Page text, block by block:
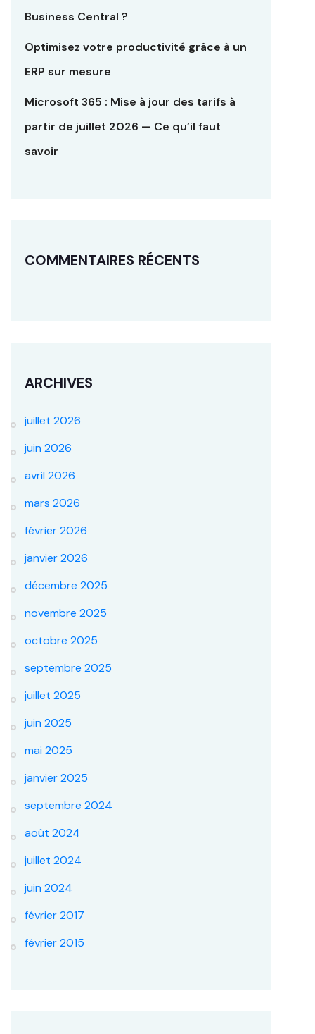
Business Central ?
Optimisez votre productivité grâce à un
ERP sur mesure
Microsoft 365 : Mise à jour des tarifs à
partir de juillet 2026 — Ce qu’il faut
savoir
COMMENTAIRES RÉCENTS
ARCHIVES
juillet 2026
juin 2026
avril 2026
mars 2026
février 2026
janvier 2026
décembre 2025
novembre 2025
octobre 2025
septembre 2025
juillet 2025
juin 2025
mai 2025
janvier 2025
septembre 2024
août 2024
juillet 2024
juin 2024
février 2017
février 2015